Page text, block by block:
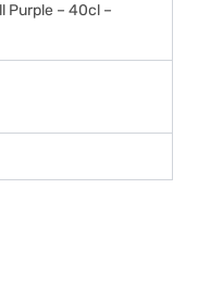
Purple – 40cl –